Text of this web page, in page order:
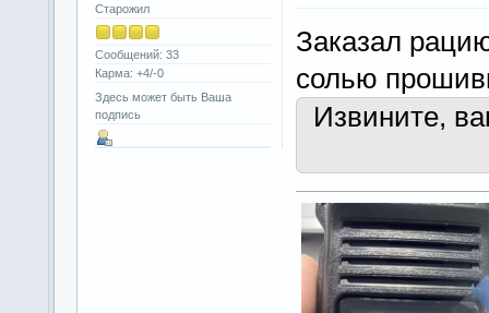
Старожил
Сообщений: 33
Карма: +4/-0
Здесь может быть Ваша
подпись
Заказал
солью
Извините,